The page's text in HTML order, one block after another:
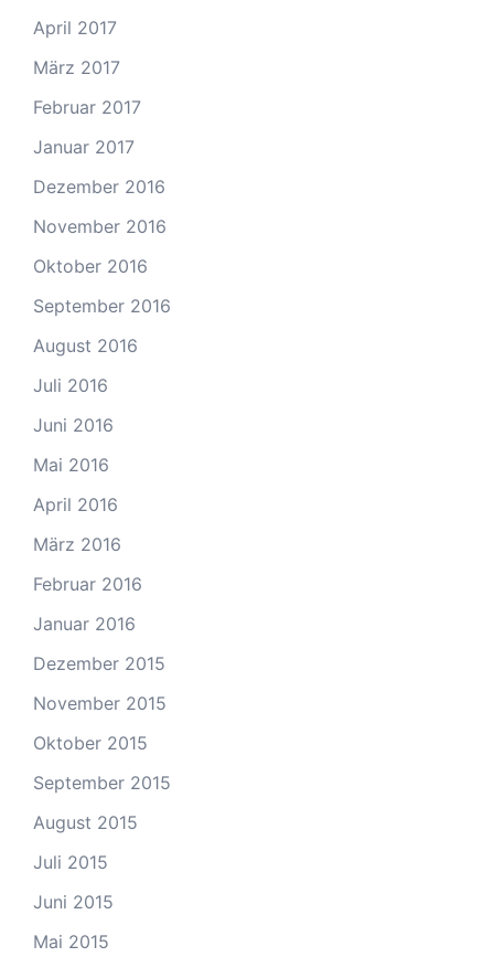
April 2017
März 2017
Februar 2017
Januar 2017
Dezember 2016
November 2016
Oktober 2016
September 2016
August 2016
Juli 2016
Juni 2016
Mai 2016
April 2016
März 2016
Februar 2016
Januar 2016
Dezember 2015
November 2015
Oktober 2015
September 2015
August 2015
Juli 2015
Juni 2015
Mai 2015